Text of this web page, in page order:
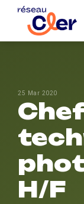
25 Mar 2020
H/F